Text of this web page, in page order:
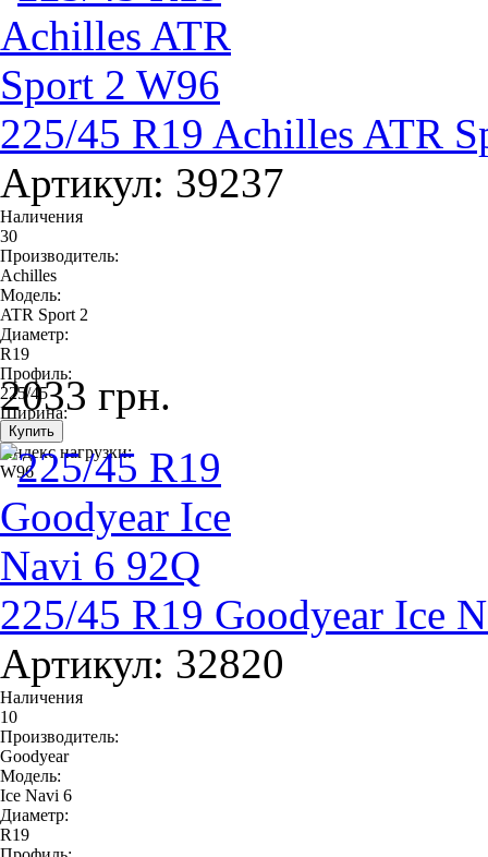
225/45 R19 Achilles ATR
Артикул: 39237
Наличения
30
Производитель:
Achilles
Модель:
ATR Sport 2
Диаметр:
R19
Профиль:
225/45
Ширина:
225
Индекс нагрузки:
W96
2033 грн.
225/45 R19 Goodyear Ice
Артикул: 32820
Наличения
10
Производитель:
Goodyear
Модель:
Ice Navi 6
Диаметр:
R19